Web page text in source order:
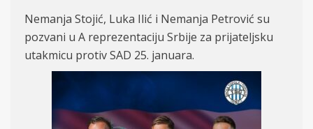
Nemanja Stojić, Luka Ilić i Nemanja Petrović su
pozvani u A reprezentaciju Srbije za prijateljsku
utakmicu protiv SAD 25. januara.